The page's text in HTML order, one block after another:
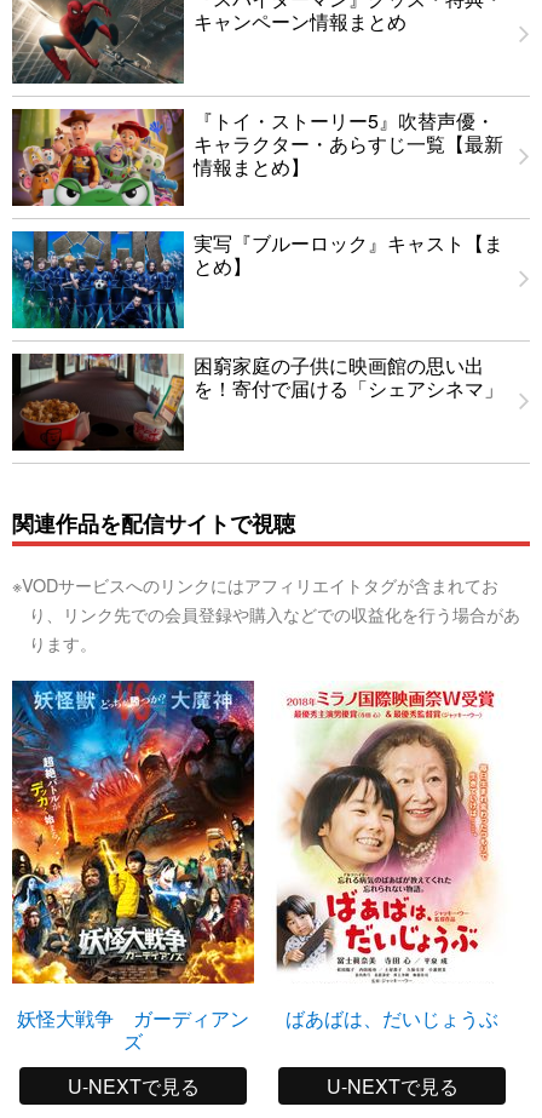
キャンペーン情報まとめ
『トイ・ストーリー5』吹替声優・
キャラクター・あらすじ一覧【最新
情報まとめ】
実写『ブルーロック』キャスト【ま
とめ】
困窮家庭の子供に映画館の思い出
を！寄付で届ける「シェアシネマ」
関連作品を配信サイトで視聴
※VODサービスへのリンクにはアフィリエイトタグが含まれてお
り、リンク先での会員登録や購入などでの収益化を行う場合があ
ります。
妖怪大戦争 ガーディアン
ズ
U-NEXTで見る
ばあばは、だいじょうぶ
U-NEXTで見る